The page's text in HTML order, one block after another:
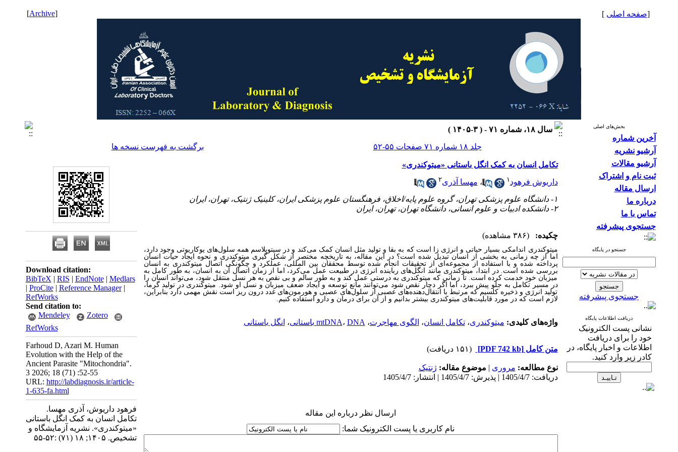
[صفحه اصلی ]
[
Archive
]
بخش‌های اصلی
آخرین شماره
آرشیو نشریه
آرشیو مقالات
ثبت نام و اشتراک
ارسال مقاله
درباره ما
تماس با ما
جستجوی پیشرفته
جستجو در پایگاه
جستجوی پیشرفته
دریافت اطلاعات پایگاه
نشانی پست الکترونیک
خود را برای دریافت
اطلاعات و اخبار پایگاه، در
کادر زیر وارد کنید.
سال ۱۸، شماره ۷۱ - ( ۳-۱۴۰۵ )
جلد ۱۸ شماره ۷۱ صفحات ۵۵-۵۲
برگشت به فهرست نسخه ها
تکامل انسان به کمک انگل باستانی «میتوکندری»
داریوش فرهود ۱ ، مهسا آذری۲
۱- دانشگاه علوم پزشکی تهران، گروه علوم پایه/اخلاق، فرهنگستان علوم پزشکی ایران، کلینیک ژنتیک، تهران، ایران
۲- دانشکده ادبیات و علوم انسانی، دانشگاه تهران، تهران، ایران
چکیده: (۳۸۶ مشاهده)
میتوکندری اندامکی بسیار حیاتی و انرژی زا است که به بقا و تولید مثل انسان کمک می‌کند و در سیتوپلاسم همه سلول‌های یوکاریوتی وجود دارد،
اما از چه زمانی به بخشی از انسان تبدیل شده است؟ در این مقاله، به تاریخچه مختصر از شکل گیری میتوکندری و نحوه ایجاد حیات انسان
پرداخته شده و با استفاده از مجموعه‌ای از تحقیقات انجام شده توسط محققان بین المللی، عملکرد و چگونگی اتصال میتوکندری به انسان
بررسی شده است. در ابتدا، میتوکندری مانند انگل‌های رباینده
انرژی در طبیعت عمل می‌کرد، اما از زمان اتصال آن به انسان، به طور کامل به
میزبان خود خدمت کرده است. تا زمانی که میتوکندری به درستی عمل کند و به طور سالم و بی نقص به هر نسل منتقل شود، می‌تواند انسان را
در مسیر تکامل به جلو پیش ببرد، اما اگر دچار نقص شود می‌توانند مانع توسعه و ایجاد ضعف میزبان و نسل او شود. میتوکندری در تولید گرما،
تولید انرژی و ذخیره کلسیم که مرتبط با انتقال‌دهنده‌های عصبی از سلول‌های عصبی و هورمون‌های غدد درون ریز است نقش مهمی دارد بنابراین،
لازم است که در مورد قابلیت‌های میتوکندری بیشتر بدانیم و از آن برای درمان و دارو استفاده کنیم.
واژه‌های کلیدی: میتوکندری،تکامل انسان، الگوی مهاجرت، mtDNA، DNA باستانی ، انگل باستانی
متن کامل[PDF 742 kb] (۱۵۱ دریافت)
نوع مطالعه: مروری | موضوع مقاله: ژنتیک
دریافت: 1405/4/7 | پذیرش: 1405/4/7 | انتشار: 1405/4/7
ارسال نظر درباره این مقاله
نام کاربری یا پست الکترونیک شما:
Download citation:
BibTeX | RIS | EndNote| Medlars
| ProCite| Reference Manager|
RefWorks
Send citation to:
Mendeley
Zotero
RefWorks
Farhoud D, Azari M. Human
Evolution with the Help of the
Ancient Parasite "Mitochondria".
3 2026; 18 (71) :52-55
URL: http://labdiagnosis.ir/article-
1-635-fa.html
فرهود داریوش، آذری مهسا.
تکامل انسان به کمک انگل باستانی
«میتوکندری». نشریه آزمایشگاه و
تشخیص. ۱۴۰۵; ۱۸ (۷۱) :۵۲-۵۵